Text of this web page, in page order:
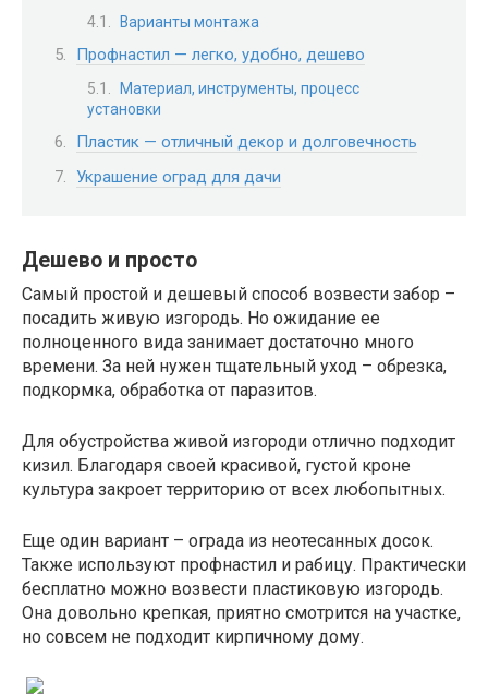
Варианты монтажа
Профнастил — легко, удобно, дешево
Материал, инструменты, процесс
установки
Пластик — отличный декор и долговечность
Украшение оград для дачи
Дешево и просто
Самый простой и дешевый способ возвести забор –
посадить живую изгородь. Но ожидание ее
полноценного вида занимает достаточно много
времени. За ней нужен тщательный уход – обрезка,
подкормка, обработка от паразитов.
Для обустройства живой изгороди отлично подходит
кизил. Благодаря своей красивой, густой кроне
культура закроет территорию от всех любопытных.
Еще один вариант – ограда из неотесанных досок.
Также используют профнастил и рабицу. Практически
бесплатно можно возвести пластиковую изгородь.
Она довольно крепкая, приятно смотрится на участке,
но совсем не подходит кирпичному дому.